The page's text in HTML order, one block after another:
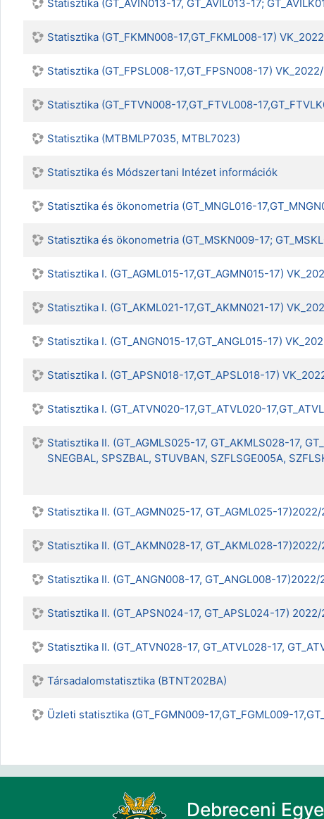
Statisztika (GT_AVIN013-17, GT_AVIL013-17;
Statisztika (GT_FKMN008-17,GT_FKML008-17)
Statisztika (GT_FPSL008-17,GT_FPSN008-17)
Statisztika (GT_FTVN008-17,GT_FTVL008-
Statisztika (MTBMLP7035, MTBL7023)
Statisztika és Módszertani Intézet információk
Statisztika és ökonometria (GT_MNGL016-
Statisztika és ökonometria (GT_MSKN009-17;
Statisztika I. (GT_AGML015-17,GT_AGMN015-17)
Statisztika I. (GT_AKML021-17,GT_AKMN021-17)
Statisztika I. (GT_ANGN015-17,GT_ANGL015-17)
Statisztika I. (GT_APSN018-17,GT_APSL018-17)
Statisztika I. (GT_ATVN020-17,GT_ATVL020-
Statisztika II. (GT_AGMLS025-17, GT_AKMLS028-17,
SNEGBAL, SPSZBAL, STUVBAN, SZFLSGE005A,
Statisztika II. (GT_AGMN025-17, GT_AGML025-
Statisztika II. (GT_AKMN028-17, GT_AKML028-
Statisztika II. (GT_ANGN008-17, GT_ANGL008-
Statisztika II. (GT_APSN024-17, GT_APSL024-17)
Statisztika II. (GT_ATVN028-17, GT_ATVL028-17,
Társadalomstatisztika (BTNT202BA)
Üzleti statisztika (GT_FGMN009-17,GT_FGML009-
Debreceni